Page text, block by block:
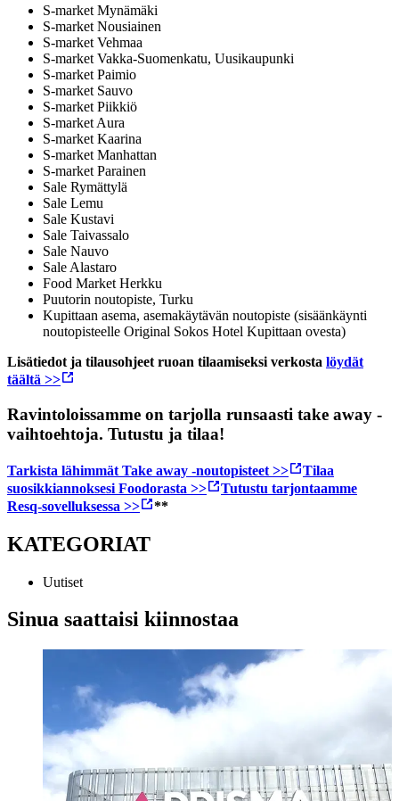
S-market Mynämäki
S-market Nousiainen
S-market Vehmaa
S-market Vakka-Suomenkatu, Uusikaupunki
S-market Paimio
S-market Sauvo
S-market Piikkiö
S-market Aura
S-market Kaarina
S-market Manhattan
S-market Parainen
Sale Rymättylä
Sale Lemu
Sale Kustavi
Sale Taivassalo
Sale Nauvo
Sale Alastaro
Food Market Herkku
Puutorin noutopiste, Turku
Kupittaan asema, asemakäytävän noutopiste (sisäänkäynti
noutopisteelle Original Sokos Hotel Kupittaan ovesta)
Lisätiedot ja tilausohjeet ruoan tilaamiseksi verkosta löydät
täältä >>
Ravintoloissamme on tarjolla runsaasti take away -
vaihtoehtoja. Tutustu ja tilaa!
Tarkista lähimmät Take away -noutopisteet >>
Tilaa
suosikkiannoksesi Foodorasta >>
Tutustu tarjontaamme
Resq-sovelluksessa >> **
KATEGORIAT
Uutiset
Sinua saattaisi kiinnostaa